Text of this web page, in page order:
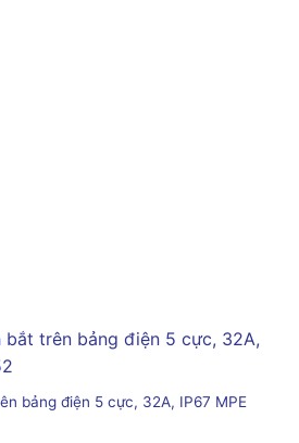
bảng điện 5 cực, 32A, IP67 MPE